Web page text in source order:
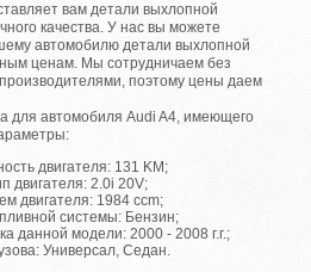
вам детали выхлопной
качества. У нас вы можете
автомобилю детали выхлопной
ценам. Мы сотрудничаем без
поэтому цены даем
для автомобиля Audi A4, имеющего
двигателя: 131 KM;
двигателя: 2.0i 20V;
двигателя: 1984 ccm;
системы: Бензин;
данной модели: 2000 - 2008 г.г.;
Универсал, Седан.